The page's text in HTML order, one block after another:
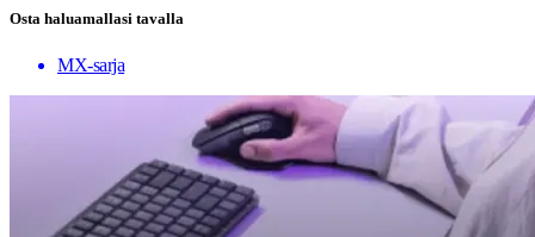
Osta haluamallasi tavalla
MX-sarja